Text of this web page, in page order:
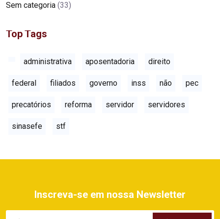
Sem categoria (33)
Top Tags
administrativa aposentadoria direito
federal filiados governo inss não pec
precatórios reforma servidor servidores
sinasefe stf
Inscreva-se em nossa Newsletter